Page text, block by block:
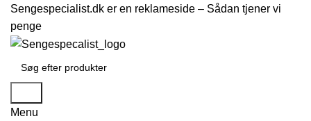
Sengespecialist.dk er en reklameside – Sådan tjener vi
penge
Menu